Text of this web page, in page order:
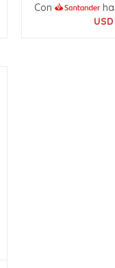
Con
USD